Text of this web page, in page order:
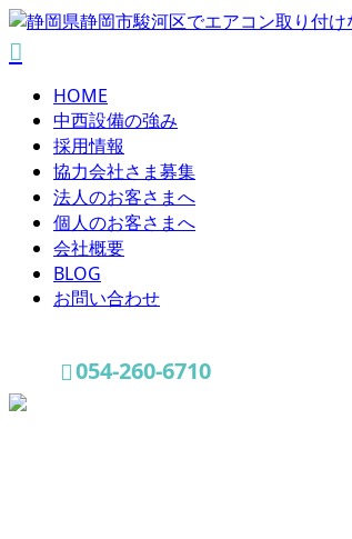
HOME
中西設備の強み
採用情報
協力会社さま募集
法人のお客さまへ
個人のお客さまへ
会社概要
BLOG
お問い合わせ
054-260-6710